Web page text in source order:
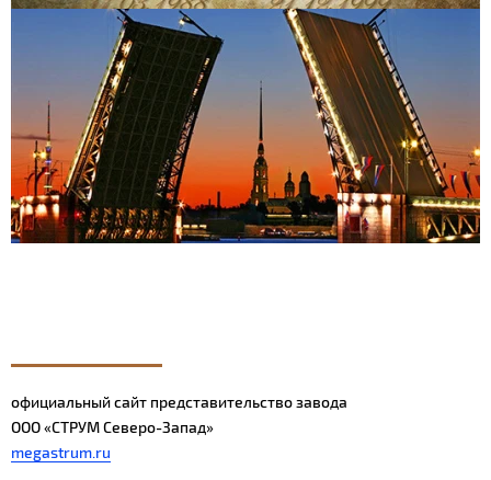
официальный сайт представительство завода
ООО «СТРУМ Северо-Запад»
megastrum.ru